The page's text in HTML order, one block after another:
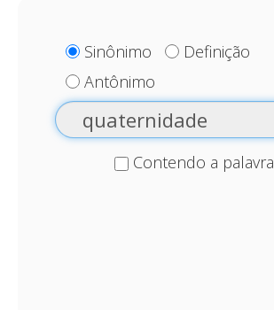
Sinônimo
Definição
Antônimo
Contendo a palavra